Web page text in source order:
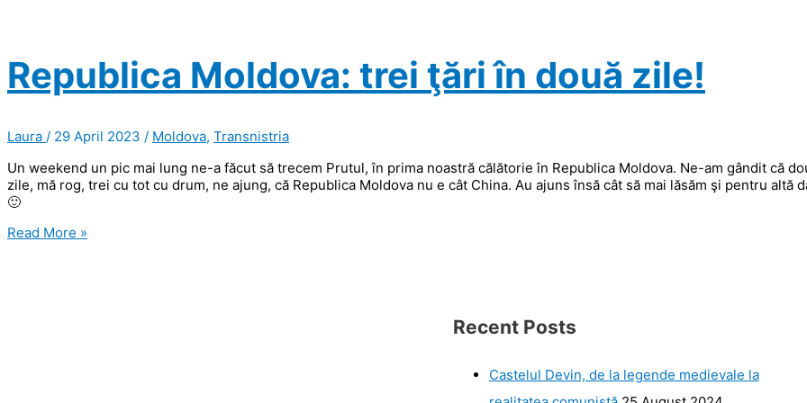
Republica Moldova: trei ţări în două zile!
Laura / 29 April 2023 / Moldova, Transnistria
Un weekend un pic mai lung ne-a făcut să trecem Prutul, în prima noastră călătorie în Republica Moldova. Ne-am gândit că
zile, mă rog, trei cu tot cu drum, ne ajung, că Republica Moldova nu e cât China. Au ajuns însă cât să mai lăsăm şi pentru altă
🙂
Republica
Read More »
Recent Posts
Castelul Devin, de la legende medievale la